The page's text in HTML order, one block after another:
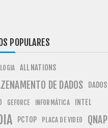
POPULARES
ALL NATIONS
DE DADOS DADOS
GEFORCE INFORMÁTICA INTEL
PCTOP PLACA DE VIDEO QNAP